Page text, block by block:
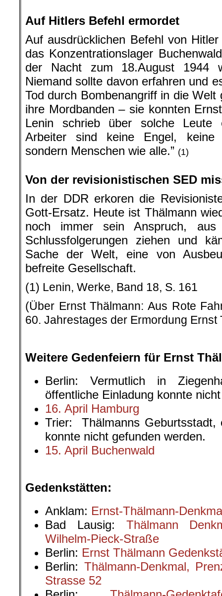
Auf Hitlers Befehl ermordet
Auf ausdrücklichen Befehl von
das Konzentrationslager
der Nacht zum 18.August 1944
Niemand sollte davon erfahren und
Tod durch Bombenangriff in die
ihre Mordbanden – sie konnten
Lenin schrieb über solche Leute
Arbeiter sind keine Engel, keine
sondern Menschen wie alle.” (1)
Von der revisionistischen SED
In der DDR erkoren die
Gott-Ersatz. Heute ist Thälmann
noch immer sein Anspruch,
Schlussfolgerungen ziehen und
Sache der Welt, eine von
befreite Gesellschaft.
(1) Lenin, Werke, Band 18, S. 161
(Über Ernst Thälmann: Aus Rote
60. Jahrestages der Ermordung Ernst
Weitere Gedenfeiern für Ernst
Berlin: Vermutlich in
öffentliche Einladung konnte
16. April Hamburg
Trier: Thälmanns Geburtsstadt,
konnte nicht gefunden werden.
15. April Buchenwald
Gedenkstätten:
Anklam: Ernst-Thälmann-
Bad Lausig: Thälmann
Wilhelm-Pieck-Straße
Berlin: Ernst Thälmann
Berlin: Thälmann-Denkmal,
Strasse 52